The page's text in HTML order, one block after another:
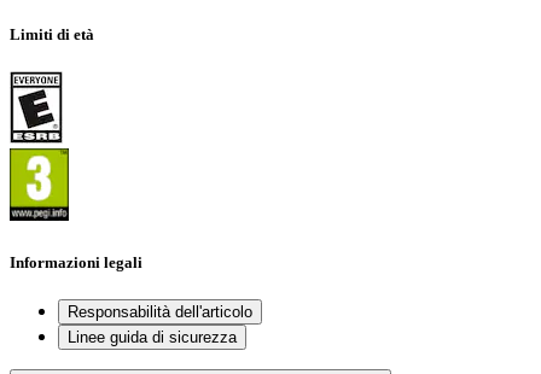
Limiti di età
Informazioni legali
Responsabilità dell'articolo
Linee guida di sicurezza